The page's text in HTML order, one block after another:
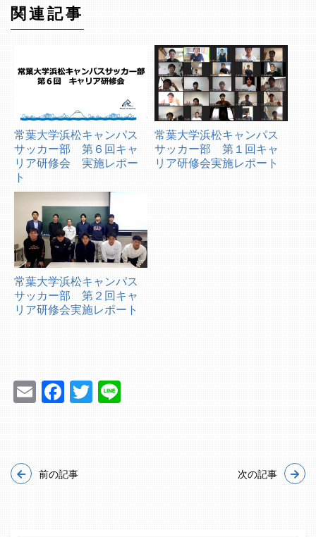
関連記事
常葉大学浜松キャンパス
サッカー部 第６回キャ
リア研修会 実施レポー
ト
常葉大学浜松キャンパス
サッカー部 第１回キャ
リア研修会実施レポート
常葉大学浜松キャンパス
サッカー部 第２回キャ
リア研修会実施レポート
EmailFacebook
Twitter
前の記事 次の記事